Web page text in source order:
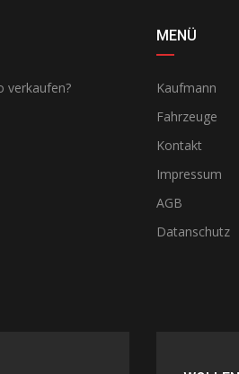
verkaufen?
MENÜ
Kaufmann
Fahrzeuge
Kontakt
Impressum
AGB
Datanschutz